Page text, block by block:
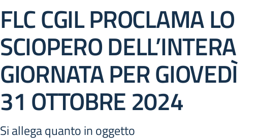
FLC CGIL PROCLAMA LO
SCIOPERO DELL’INTERA
GIORNATA PER GIOVEDÌ
31 OTTOBRE 2024
Si allega quanto in oggetto